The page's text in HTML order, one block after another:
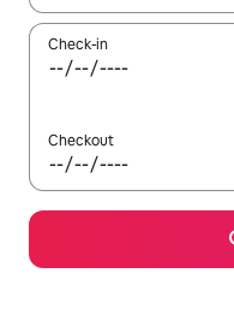
Check-in
Checkout